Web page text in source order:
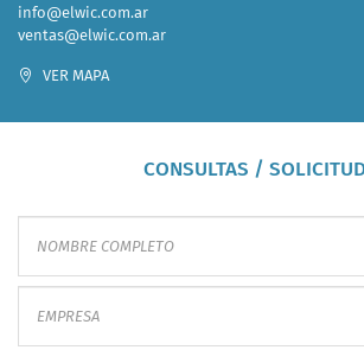
info@elwic.com.ar
ventas@elwic.com.ar
VER MAPA
CONSULTAS /